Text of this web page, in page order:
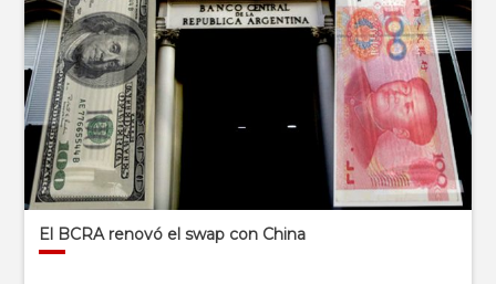
El BCRA renovó el swap con China